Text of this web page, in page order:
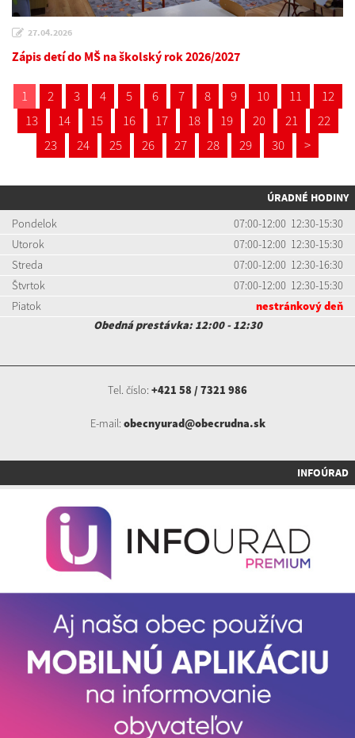
27.04.2026
Zápis detí do MŠ na školský rok 2026/2027
1 2 3 4 5 6 7 8 9 10 11
12
13
14 15 16 17 18 19 20 21
22
23
24 25 26 27 28 29 30 >
ÚRADNÉ HODINY
Pondelok
07:00-12:00 12:30-15:30
Utorok
07:00-12:00 12:30-15:30
Streda
07:00-12:00 12:30-16:30
Štvrtok
07:00-12:00 12:30-15:30
Piatok
nestránkový deň
Obedná prestávka: 12:00 - 12:30
Tel. číslo: +421 58 / 7321 986
E-mail: obecnyurad@obecrudna.sk
INFOÚRAD